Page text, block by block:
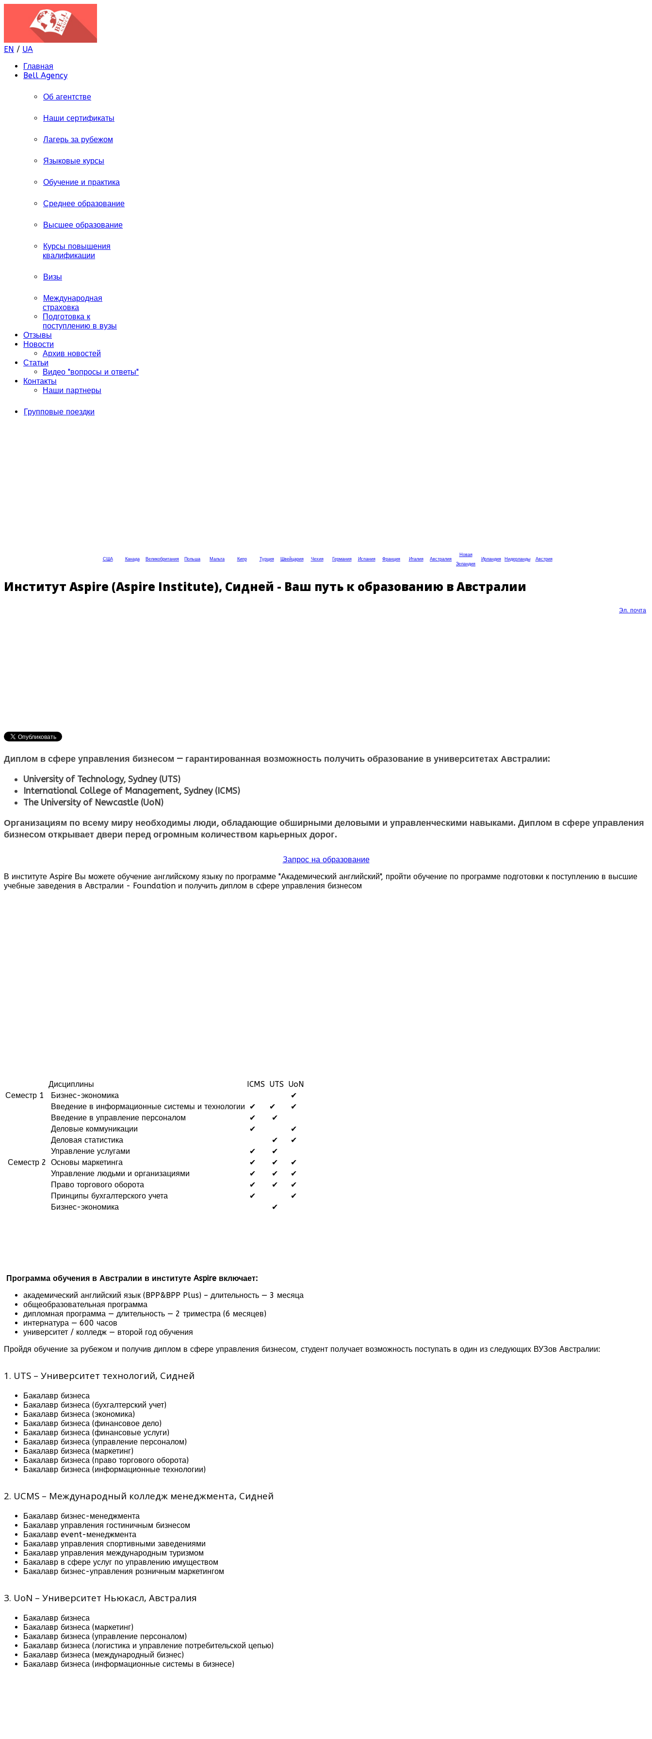
EN / UA
Главная
Bell Agency
Об агентстве
Наши сертификаты
Лагерь за рубежом
Языковые курсы
Обучение и практика
Среднее образование
Высшее образование
Курсы повышения
квалификации
Визы
Международная
страховка
Подготовка к
поступлению в вузы
Отзывы
Новости
Архив новостей
Статьи
Видео "вопросы и ответы"
Контакты
Наши партнеры
Групповые поездки
США Канада Великобритания Польша Мальта Кипр Турция Швейцария Чехия Германия Испания Франция Италия Австралия
Новая
Зеландия
Ирландия Нидерланды Австрия
Институт Aspire (Aspire Institute), Сидней - Ваш путь к образованию в Австралии
Эл. почта
Диплом в сфере управления бизнесом — гарантированная возможность получить образование в университетах Австралии:
University of Technology, Sydney (UTS)
International College of Management, Sydney (ICMS)
The University of Newcastle (UoN)
Организациям по всему миру необходимы люди, обладающие обширными деловыми и управленческими навыками. Диплом в сфере управления
бизнесом открывает двери перед огромным количеством карьерных дорог.
Запрос на образование
В институте Aspire Вы можете обучение английскому языку по программе "Академический английский", пройти обучение по программе подготовки к поступлению в высшие
учебные заведения в Австралии - Foundation и получить диплом в сфере управления бизнесом
Дисциплины ICMS UTS UoN
Семестр 1
Бизнес-экономика
✔
Введение в информационные системы и технологии
✔ ✔
✔
Введение в управление персоналом
✔
✔
Деловые коммуникации
✔
✔
Деловая статистика
✔
✔
Управление услугами
✔
✔
Семестр 2 Основы маркетинга ✔ ✔
✔
Управление людьми и организациями
✔ ✔
✔
Право торгового оборота
✔ ✔
✔
Принципы бухгалтерского учета
✔
✔
Бизнес-экономика
✔
Программа обучения в Австралии в институте Aspire включает:
академический английский язык (BPP&BPP Plus) – длительность — 3 месяца
общеобразовательная программа
дипломная программа — длительность — 2 триместра (6 месяцев)
интернатура — 600 часов
университет / колледж — второй год обучения
Пройдя обучение за рубежом и получив диплом в сфере управления бизнесом, студент получает возможность поступать в один из следующих ВУЗов Австралии:
1. UTS – Университет технологий, Сидней
Бакалавр бизнеса
Бакалавр бизнеса (бухгалтерский учет)
Бакалавр бизнеса (экономика)
Бакалавр бизнеса (финансовое дело)
Бакалавр бизнеса (финансовые услуги)
Бакалавр бизнеса (управление персоналом)
Бакалавр бизнеса (маркетинг)
Бакалавр бизнеса (право торгового оборота)
Бакалавр бизнеса (информационные технологии)
2. UCMS – Международный колледж менеджмента, Сидней
Бакалавр бизнес-менеджмента
Бакалавр управления гостиничным бизнесом
Бакалавр event-менеджмента
Бакалавр управления спортивными заведениями
Бакалавр управления международным туризмом
Бакалавр в сфере услуг по управлению имуществом
Бакалавр бизнес-управления розничным маркетингом
3. UoN – Университет Ньюкасл, Австралия
Бакалавр бизнеса
Бакалавр бизнеса (маркетинг)
Бакалавр бизнеса (управление персоналом)
Бакалавр бизнеса (логистика и управление потребительской цепью)
Бакалавр бизнеса (международный бизнес)
Бакалавр бизнеса (информационные системы в бизнесе)